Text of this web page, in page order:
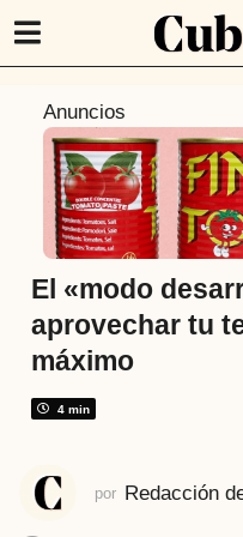
t
á
s
7
o
Anuncios
El «modo
aprovechar tu
máximo
4 min
por Redacción